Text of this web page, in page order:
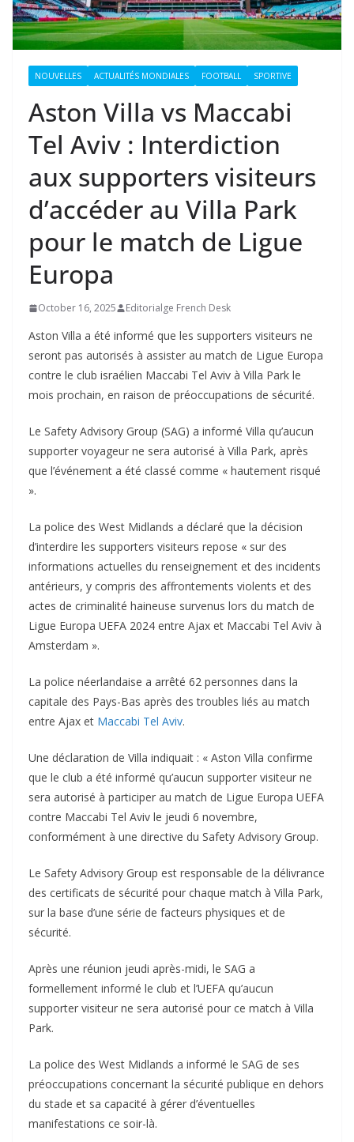
NOUVELLES ACTUALITÉS MONDIALES FOOTBALL SPORTIVE
Aston Villa vs Maccabi
Tel Aviv : Interdiction
aux supporters visiteurs
d’accéder au Villa Park
pour le match de Ligue
Europa
October 16, 2025 Editorialge French Desk
Aston Villa a été informé que les supporters visiteurs ne
seront pas autorisés à assister au match de Ligue Europa
contre le club israélien Maccabi Tel Aviv à Villa Park le
mois prochain, en raison de préoccupations de sécurité.
Le Safety Advisory Group (SAG) a informé Villa qu’aucun
supporter voyageur ne sera autorisé à Villa Park, après
que l’événement a été classé comme « hautement risqué
».
La police des West Midlands a déclaré que la décision
d’interdire les supporters visiteurs repose « sur des
informations actuelles du renseignement et des incidents
antérieurs, y compris des affrontements violents et des
actes de criminalité haineuse survenus lors du match de
Ligue Europa UEFA 2024 entre Ajax et Maccabi Tel Aviv à
Amsterdam ».
La police néerlandaise a arrêté 62 personnes dans la
capitale des Pays-Bas après des troubles liés au match
entre Ajax et Maccabi Tel Aviv.
Une déclaration de Villa indiquait : « Aston Villa confirme
que le club a été informé qu’aucun supporter visiteur ne
sera autorisé à participer au match de Ligue Europa UEFA
contre Maccabi Tel Aviv le jeudi 6 novembre,
conformément à une directive du Safety Advisory Group.
Le Safety Advisory Group est responsable de la délivrance
des certificats de sécurité pour chaque match à Villa Park,
sur la base d’une série de facteurs physiques et de
sécurité.
Après une réunion jeudi après-midi, le SAG a
formellement informé le club et l’UEFA qu’aucun
supporter visiteur ne sera autorisé pour ce match à Villa
Park.
La police des West Midlands a informé le SAG de ses
préoccupations concernant la sécurité publique en dehors
du stade et sa capacité à gérer d’éventuelles
manifestations ce soir-là.